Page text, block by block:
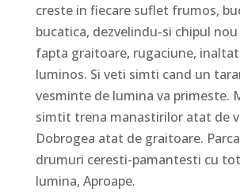
creste in fiecare suflet frumos,
bucatica, dezvelindu-si chipul
fapta graitoare, rugaciune,
luminos. Si veti simti cand un
vesminte de lumina va primeste.
simtit trena manastirilor atat de
Dobrogea atat de graitoare.
drumuri ceresti-pamantesti cu
lumina, Aproape.